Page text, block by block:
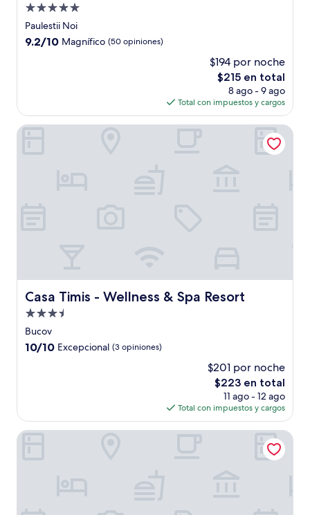
Propiedad
de
5.0
Paulestii Noi
9.2
9.2/10 Magnífico (50 opiniones)
$194 por noche
El
precio
actual
es
de
$215 en total
8 ago - 9 ago
Total con impuestos y cargos
Casa Timis - Wellness & Spa Resort
Casa Timis - Wellness & Spa Resort
Propiedad
de
3.5
Bucov
10.0
10/10 Excepcional (3 opiniones)
$201 por noche
El
precio
actual
es
de
$223 en total
11 ago - 12 ago
Total con impuestos y cargos
Casa Timis - Wellness & Spa Resort
Villa Bijoux